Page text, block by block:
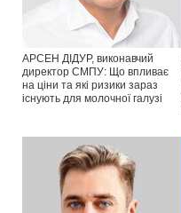
АРСЕН ДІДУР, виконавчий
директор СМПУ: Що впливає
на ціни та які ризики зараз
існують для молочної галузі